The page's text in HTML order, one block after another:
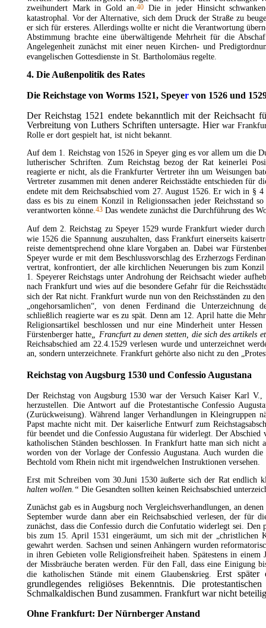
zweihundert Mark in Gold an.40 Die in jeder Hinsicht
katastrophal. Vor der Alternative, sich dem Druck der Straße zu
er sich für ersteres. Allerdings wollte er nicht die Verantwortung
Abstimmung brachte eine überwältigende Mehrheit für die
Angelegenheit zunächst mit einer neuen Kirchen- und
evangelischen Gottesdienste in St. Bartholomäus regelte.
4. Die Außenpolitik des Rates
Die Reichstage von Worms 1521, Speyer von 1526 und
Der Reichstag 1521 endete bekanntlich mit der Reichsacht
Verbreitung von Luthers Schriften untersagte. Hier war
Rolle er dort gespielt hat, ist nicht bekannt.
Auf dem 1. Reichstag von 1526 in Speyer ging es vor allem um die
lutherischer Schriften. Zum Reichstag bezog der Rat keinerlei
reagierte er nicht, als die Frankfurter Vertreter ihn um Weisungen
Vertreter zusammen mit denen anderer Reichsstädte entschieden für
endete mit dem Reichsabschied vom 27. August 1526. Er wich in §
dass es bis zu einem Konzil in Religionssachen jeder Reichsstand
verantworten könne.43 Das wendete zunächst die Durchführung des
Auf dem 2. Reichstag zu Speyer 1529 wurde Frankfurt wieder
wie 1526 die Spannung auszuhalten, dass Frankfurt einerseits
reiste dementsprechend ohne klare Vorgaben an. Dabei war
Speyer wurde er mit dem Beschlussvorschlag des Erzherzogs
vertrat, konfrontiert, der alle kirchlichen Neuerungen bis zum
1. Speyerer Reichstags unter Androhung derReichsacht wieder
nach Frankfurt und wies auf die besondere Gefahr für die
sich der Rat nicht. Frankfurt wurde nun von den Reichsständen zu
„ongehorsamlichen“, von denen Ferdinand die Unterzeichnung
schließlich reagierte war es zu spät. Denn am 12. April hatte die
Religionsartikel beschlossen und nur eine Minderheit unter
Fürstenberger hatte„ Francfurt zu denen stetten, die sich des artikels
Reichsabschied am 22.4.1529 verlesen wurde und unterzeichnet
an, sondern unterzeichnete. Frankfurt gehörte also nicht zu den
Reichstag von Augsburg 1530 und Confessio Augustana
Der Reichstag von Augsburg 1530 war der Versuch Kaiser Karl V.,
herzustellen. Die Antwort auf die Protestantische Confessio
(Zurückweisung). Während langer Verhandlungen in Kleingruppen
Papst machte nicht mit. Der kaiserliche Entwurf zum
für beendet und die Confessio Augustana für widerlegt. Der
katholischen Ständen beschlossen. In Frankfurt hatte man sich nicht
worden von der Vorlage der Confessio Augustana. Auch wurden
Bechtold vom Rhein nicht mit irgendwelchen Instruktionen versehen.
Erst mit Schreiben vom 30.Juni 1530 äußerte sich der Rat endlich
halten wollen.“ Die Gesandten sollten keinen Reichsabschied
Zunächst gab es in Augsburg noch Vergleichsverhandlungen, an
September wurde dann aber ein Reichsabschied verlesen, der für
zunächst, dass die Confessio durch die Confutatio widerlegt sei. Den
bis zum 15. April 1531 eingeräumt, um sich mit der „christlichen
gewahrt werden. Sachsen und seinen Anhängern wurden
in ihren Gebieten volle Religionsfreiheit haben. Spätestens in
der Missbräuche beraten werden. Für den Fall, dass eine Einigung
die katholischen Stände mit einem Glaubenskrieg.Erst später
grundlegendes religiöses Bekenntnis. Die
Schmalkaldischen Bund zusammen. Frankfurt war nicht
Ohne Frankfurt: Der Nürnberger Anstand